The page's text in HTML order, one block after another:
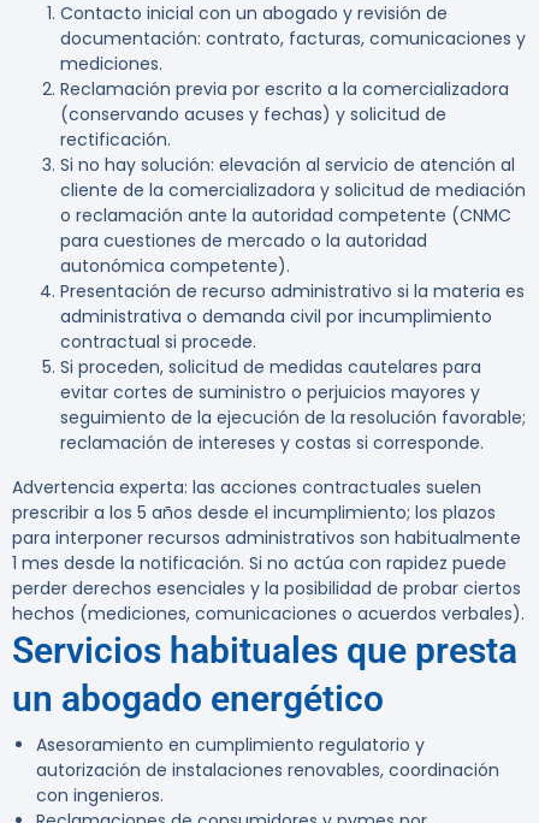
Contacto inicial con un abogado y revisión de
documentación: contrato, facturas, comunicaciones y
mediciones.
Reclamación previa por escrito a la comercializadora
(conservando acuses y fechas) y solicitud de
rectificación.
Si no hay solución: elevación al servicio de atención al
cliente de la comercializadora y solicitud de mediación
o reclamación ante la autoridad competente (CNMC
para cuestiones de mercado o la autoridad
autonómica competente).
Presentación de recurso administrativo si la materia es
administrativa o demanda civil por incumplimiento
contractual si procede.
Si proceden, solicitud de medidas cautelares para
evitar cortes de suministro o perjuicios mayores y
seguimiento de la ejecución de la resolución favorable;
reclamación de intereses y costas si corresponde.
Advertencia experta: las acciones contractuales suelen
prescribir a los 5 años desde el incumplimiento; los plazos
para interponer recursos administrativos son habitualmente
1 mes desde la notificación. Si no actúa con rapidez puede
perder derechos esenciales y la posibilidad de probar ciertos
hechos (mediciones, comunicaciones o acuerdos verbales).
Servicios habituales que presta
un abogado energético
Asesoramiento en cumplimiento regulatorio y
autorización de instalaciones renovables, coordinación
con ingenieros.